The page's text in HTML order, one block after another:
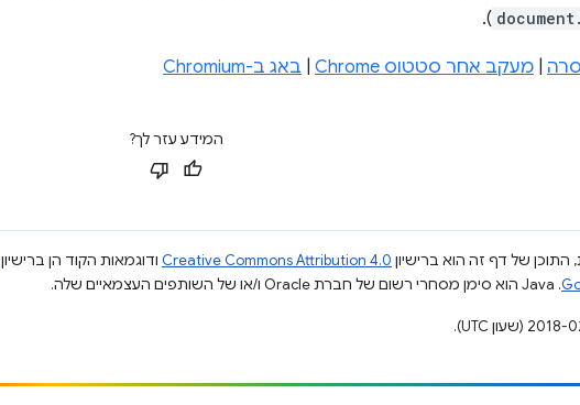
).
מעקב אחר סטטוס Chrome באג ב-Chromium
המידע עזר לך?
התוכן של דף זה הוא ברישיון Creative Commons Attribution 4.0 ודוגמאות הקוד הן ברישיון
.‏ Java הוא סימן מסחרי רשום של חברת Oracle ו/או של השותפים העצמאיים שלה.